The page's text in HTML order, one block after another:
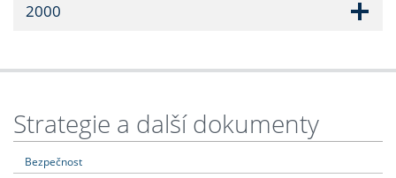
2000
Strategie a další dokumenty
Bezpečnost